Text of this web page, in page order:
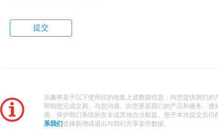
乐鑫将基于以下使用目的收集上述数据信息：向您提供我们的
帮助您完成交易、与您沟通、向您更新我们的产品和服务、通
惠、保护我们系统的安全或其他合法权益。您于本次提交后仍
系我们 选择新增或退出与我们共享某些数据。